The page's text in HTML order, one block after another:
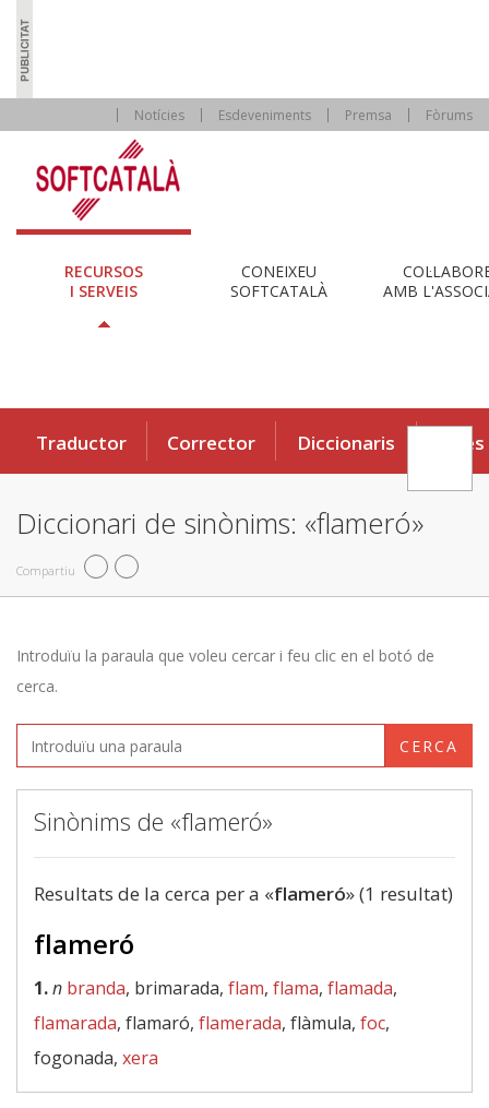
Notícies Esdeveniments Premsa Fòrums
RECURSOS
I SERVEIS
CONEIXEU
SOFTCATALÀ
AMB
Traductor Corrector Diccionaris Eines
Diccionari de sinònims: «flameró»
Compartiu
Introduïu la paraula que voleu cercar i feu clic en el botó de
cerca.
CERCA
Sinònims de «flameró»
Resultats de la cerca per a «flameró» (1 resultat)
flameró
1.n branda, brimarada, flam, flama, flamada,
flamarada, flamaró, flamerada, flàmula, foc,
fogonada, xera